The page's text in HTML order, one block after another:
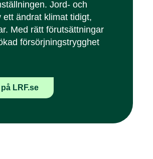
Jord- och
ändrat klimat tidigt,
Med rätt förutsättningar
försörjningstrygghet
LRF.se